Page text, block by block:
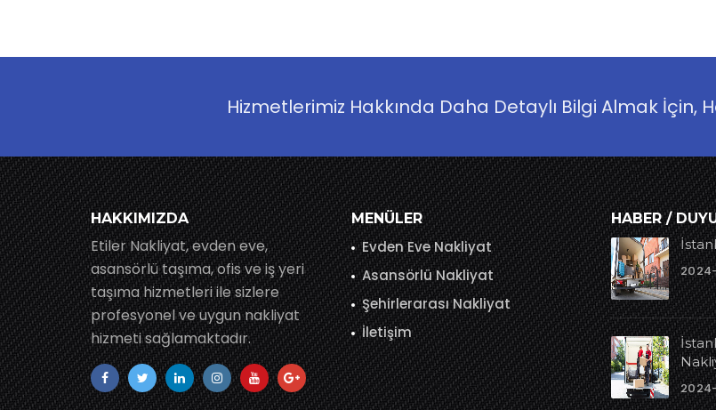
Hizmetlerimiz Hakkında Daha Detaylı Bilgi Almak İçin,
HAKKIMIZDA
Etiler Nakliyat, evden eve,
asansörlü taşıma, ofis ve iş yeri
taşıma hizmetleri ile sizlere
profesyonel ve uygun nakliyat
hizmeti sağlamaktadır.
MENÜLER
Evden Eve Nakliyat
Asansörlü Nakliyat
Şehirlerarası Nakliyat
İletişim
HABER /